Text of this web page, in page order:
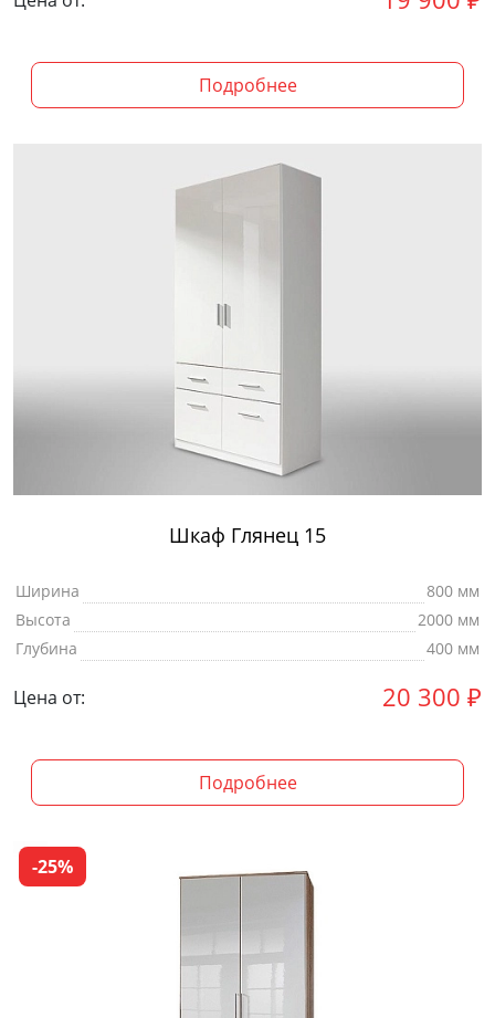
Подробнее
Шкаф Глянец 15
Ширина
800 мм
Высота
2000 мм
Глубина
400 мм
Цена от: 20 300 ₽
Подробнее
-25%